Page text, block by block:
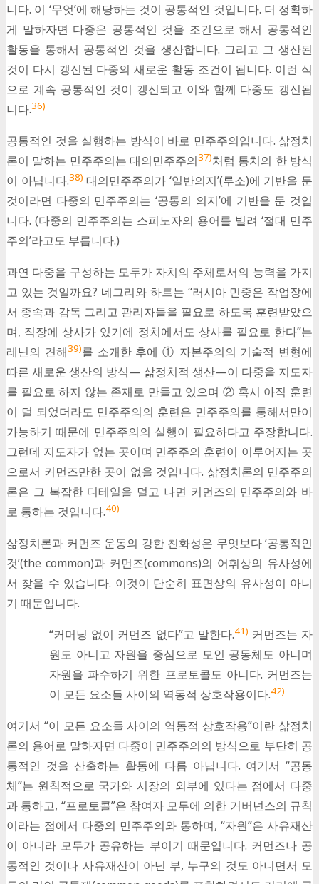
니다. 이 ‘무엇’에 해당하는 것이 공통적인 것입니다. 더 정확하
게 말하자면 다중은 공통적인 것을 조건으로 해서 공통적인
활동을 통해서 공통적인 것을 생산합니다. 그리고 그 생산된
것이 다시 갱신된 다중의 새로운 활동 조건이 됩니다. 이런 식
으로 계속 공통적인 것이 갱신되고 이와 함께 다중도 갱신됩
니다.36)
공통적인 것을 실행하는 방식이 바로 민주주의입니다. 삶정치
론이 말하는 민주주의는 대의민주주의37)처럼 통치의 한 방식
이 아닙니다.38) 대의민주주의가 ‘일반의지’(루소)에 기반을 둔
것이라면 다중의 민주주의는 ‘공통의 의지’에 기반을 둔 것입
니다. (다중의 민주주의는 스피노자의 용어를 빌려 ‘절대 민주
주의’라고도 부릅니다.)
과연 다중을 구성하는 모두가 자치의 주체로서의 능력을 가지
고 있는 것일까요? 네그리와 하트는 “러시아 민중은 작업장에
서 종속과 감독 그리고 관리자들을 필요로 하도록 훈련받았으
며, 직장에 상사가 있기에 정치에서도 상사를 필요로 한다”는
레닌의 견해39)를 소개한 후에 ① 자본주의의 기술적 변형에
따른 새로운 생산의 방식— 삶정치적 생산—이 다중을 지도자
를 필요로 하지 않는 존재로 만들고 있으며 ② 혹시 아직 훈련
이 덜 되었더라도 민주주의의 훈련은 민주주의를 통해서만이
가능하기 때문에 민주주의의 실행이 필요하다고 주장합니다.
그런데 지도자가 없는 곳이며 민주주의 훈련이 이루어지는 곳
으로서 커먼즈만한 곳이 없을 것입니다. 삶정치론의 민주주의
론은 그 복잡한 디테일을 덜고 나면 커먼즈의 민주주의와 바
로 통하는 것입니다.40)
삶정치론과 커먼즈 운동의 강한 친화성은 무엇보다 ‘공통적인
것’(the common)과 커먼즈(commons)의 어휘상의 유사성에
서 찾을 수 있습니다. 이것이 단순히 표면상의 유사성이 아니
기 때문입니다.
“커머닝 없이 커먼즈 없다”고 말한다.41) 커먼즈는 자
원도 아니고 자원을 중심으로 모인 공동체도 아니며
자원을 파수하기 위한 프로토콜도 아니다. 커먼즈는
이 모든 요소들 사이의 역동적 상호작용이다.42)
여기서 “이 모든 요소들 사이의 역동적 상호작용”이란 삶정치
론의 용어로 말하자면 다중이 민주주의의 방식으로 부단히 공
통적인 것을 산출하는 활동에 다름 아닙니다. 여기서 “공동
체”는 원칙적으로 국가와 시장의 외부에 있다는 점에서 다중
과 통하고, “프로토콜”은 참여자 모두에 의한 거버넌스의 규칙
이라는 점에서 다중의 민주주의와 통하며, “자원”은 사유재산
이 아니라 모두가 공유하는 부이기 때문입니다. 커먼즈나 공
통적인 것이나 사유재산이 아닌 부, 누구의 것도 아니면서 모